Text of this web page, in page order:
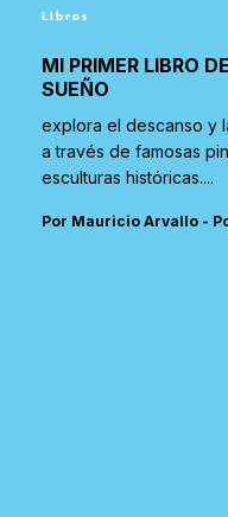
Libros
MI PRIMER LIBRO
SUEÑO
explora el descanso y
a través de famosas
esculturas históricas....
Por Mauricio Arvallo -